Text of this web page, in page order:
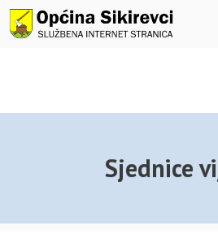
Preskoči
na
Sjednice